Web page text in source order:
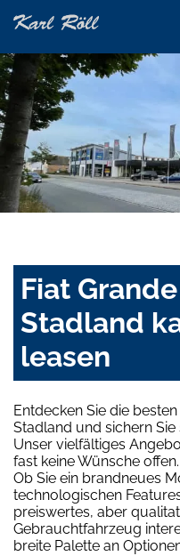
Fiat
Stadland
leasen
Entdecken Sie die
Stadland und sichern
Unser vielfältiges
fast keine Wünsche offen.
Ob Sie ein brandneues
technologischen
preiswertes, aber
Gebrauchtfahrzeug
breite Palette an